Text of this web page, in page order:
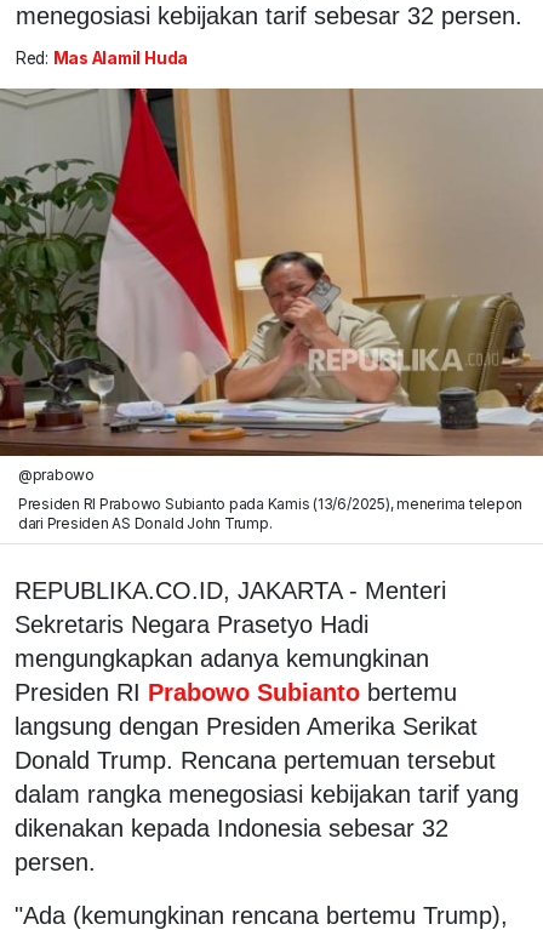
menegosiasi kebijakan tarif sebesar 32 persen.
Red: Mas Alamil Huda
@prabowo
Presiden RI Prabowo Subianto pada Kamis (13/6/2025), menerima telepon
dari Presiden AS Donald John Trump.
REPUBLIKA.CO.ID, JAKARTA - Menteri
Sekretaris Negara Prasetyo Hadi
mengungkapkan adanya kemungkinan
Presiden RI Prabowo Subianto bertemu
langsung dengan Presiden Amerika Serikat
Donald Trump. Rencana pertemuan tersebut
dalam rangka menegosiasi kebijakan tarif yang
dikenakan kepada Indonesia sebesar 32
persen.
"Ada (kemungkinan rencana bertemu Trump),